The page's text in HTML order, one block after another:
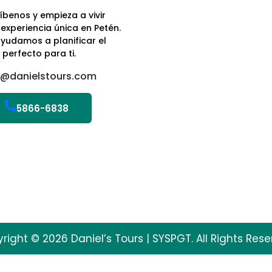
y empieza a vivir
única en Petén.
a planificar el
perfecto para ti.
5866-6838
© 2026 Daniel’s Tours | SYSPGT. All Rights